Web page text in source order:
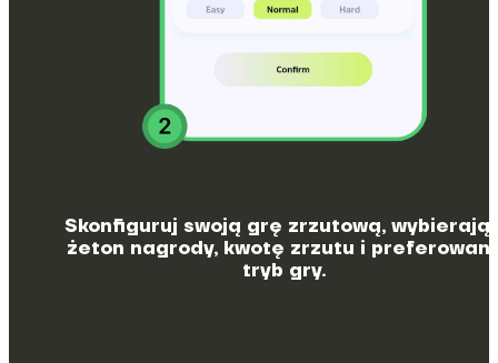
Skonfiguruj swoją grę zrzutową,
żeton nagrody, kwotę zrzutu i
tryb gry.